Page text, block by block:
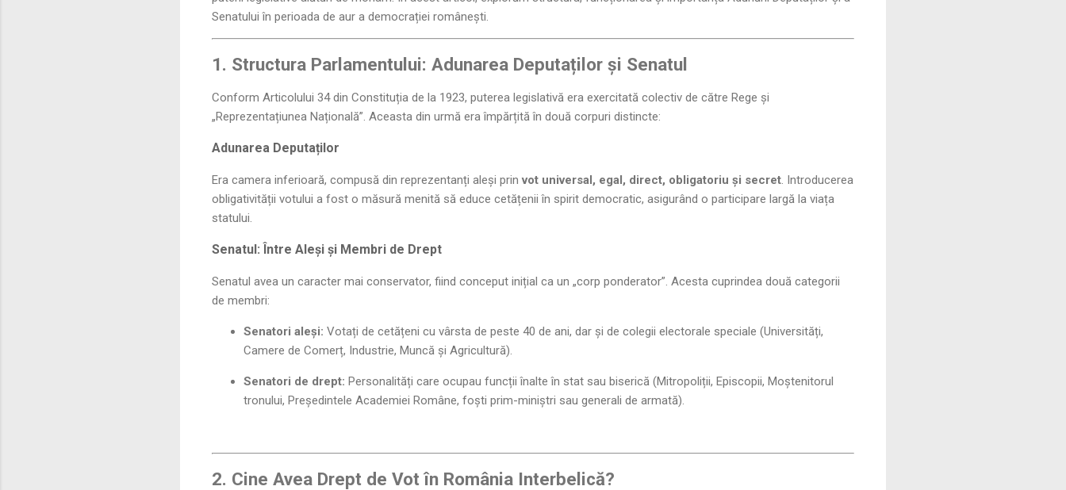
Senatului în perioada de aur a democrației românești.
1. Structura Parlamentului: Adunarea Deputaților și Senatul
Conform Articolului 34 din Constituția de la 1923, puterea legislativă era exercitată colectiv de către Rege și
„Reprezentațiunea Națională”. Aceasta din urmă era împărțită în două corpuri distincte:
Adunarea Deputaților
Era camera inferioară, compusă din reprezentanți aleși prinvot universal, egal, direct, obligatoriu și secret. Introducerea
obligativității votului a fost o măsură menită să educe cetățenii în spirit democratic, asigurând o participare largă la viața
statului.
Senatul: Între Aleși și Membri de Drept
Senatul avea un caracter mai conservator, fiind conceput inițial ca un „corp ponderator”. Acesta cuprindea două categorii
de membri:
Senatori aleși: Votați de cetățeni cu vârsta de peste 40 de ani, dar și de colegii electorale speciale (Universități,
Camere de Comerț, Industrie, Muncă și Agricultură).
Senatori de drept: Personalități care ocupau funcții înalte în stat sau biserică (Mitropoliții, Episcopii, Moștenitorul
tronului, Președintele Academiei Române, foști prim-miniștri sau generali de armată).
2. Cine Avea Drept de Vot în România Interbelică?